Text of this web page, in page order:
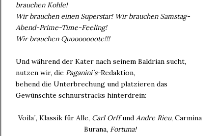
brauchen Kohle!
Wir brauchen einen Superstar! Wir brauchen Samstag-
Abend-Prime-Time-Feeling!
Wir brauchen Quooooooote!!!
Und während der Kater nach seinem Baldrian sucht,
nutzen wir, die Paganini´s-Redaktion,
behend die Unterbrechung und platzieren das
Gewünschte schnurstracks hinterdrein:
Voila´, Klassik für Alle, Carl Orffund Andre Rieu, Carmina
Burana, Fortuna!